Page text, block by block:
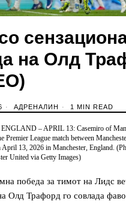
на Олд
АДРЕНАЛИН 1 MIN READ
– APRIL 13: Casemiro of
Premier League match between
13, 2026 in Manchester, England.
United via Getty Images)
победа за тимот на Лидс
Олд Трафорд го совлада